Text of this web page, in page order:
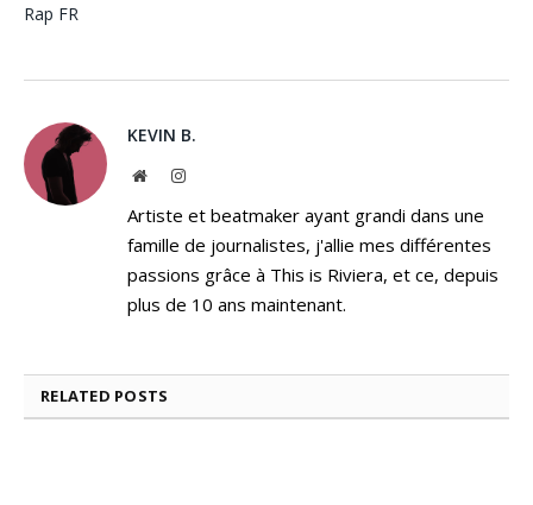
Rap FR
KEVIN B.
WebsiteInstagram
Artiste et beatmaker ayant grandi dans une
famille de journalistes, j'allie mes différentes
passions grâce à This is Riviera, et ce, depuis
plus de 10 ans maintenant.
RELATED POSTS